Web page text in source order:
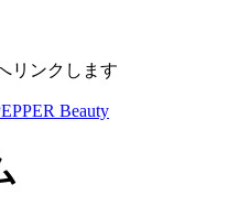
リンクします
Beauty